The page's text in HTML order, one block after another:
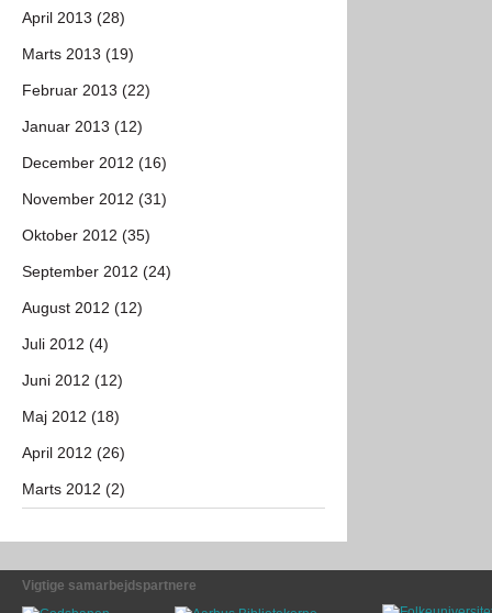
April 2013 (28)
Marts 2013 (19)
Februar 2013 (22)
Januar 2013 (12)
December 2012 (16)
November 2012 (31)
Oktober 2012 (35)
September 2012 (24)
August 2012 (12)
Juli 2012 (4)
Juni 2012 (12)
Maj 2012 (18)
April 2012 (26)
Marts 2012 (2)
Vigtige samarbejdspartnere